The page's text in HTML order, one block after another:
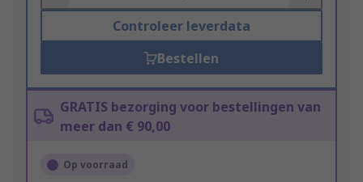
Controleer leverdata
Bestellen
GRATIS bezorging voor bestellingen van
meer dan € 90,00
Op voorraad